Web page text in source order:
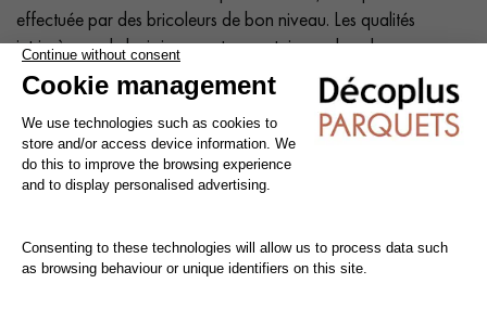
effectuée par des bricoleurs de bon niveau. Les qualités
intrinsèques du bois imposent un certain nombre de
précautions à respecter impérativement dans toutes les phases
de mise en œuvre : avant, pendant et après la pose.
Conseil : Ajoutez unemarge de 10% à votre surface réelle.